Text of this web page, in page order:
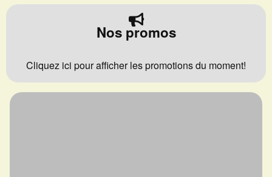
Nos promos
Cliquez ici pour afficher les promotions du moment!